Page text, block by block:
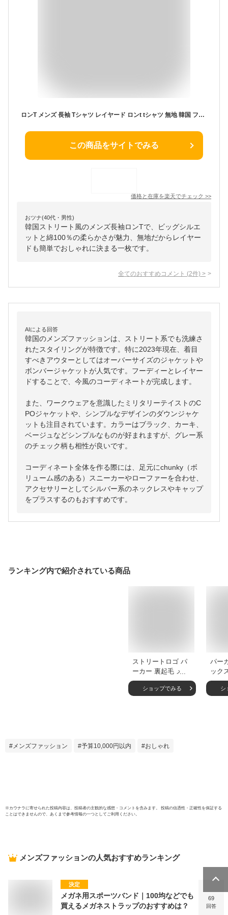
ロンT メンズ 長袖 Tシャツ レイヤード ロンt tシャツ 無地 韓国 ファッション ビッグtシャツ 綿100％ コットン ビッグシルエット おしゃれ オルチャンファッション 韓国服 ニュートラルカラー 敏感肌
この商品をサイトでみる
価格と在庫を楽天でチェック >>
おツナ(40代・男性)
韓国ストリート風のメンズ長袖ロンTで、ビッグシルエ
ットと綿100％の柔らかさが魅力、無地だからレイヤー
ドも簡単でおしゃれに決まる一枚です。
全てのおすすめコメント (2件) >
AIによる回答
韓国のメンズファッションは、ストリート系でも洗練さ
れたスタイリングが特徴です。特に2023年現在、着目
すべきアウターとしてはオーバーサイズのジャケットや
ボンバージャケットが人気です。フーディーとレイヤー
ドすることで、今風のコーディネートが完成します。
また、ワークウェアを意識したミリタリーテイストのC
POジャケットや、シンプルなデザインのダウンジャケ
ットも注目されています。カラーはブラック、カーキ、
ベージュなどシンプルなものが好まれますが、グレー系
のチェック柄も相性が良いです。
コーディネート全体を作る際には、足元にchunky（ボ
リューム感のある）スニーカーやローファーを合わせ、
アクセサリーとしてシルバー系のネックレスやキャップ
をプラスするのもおすすめです。
ランキング内で紹介されている商品
ストリートロゴ パ
ーカー 裏起毛 メン
ズ レディース バッ
クプリント ビッグ
ーバーサイズ ビッ
ショップでみる
パー
ック
トス
ード
シ
メンズファッション 予算10,000円以内 おしゃれ
※ カウナラに寄せられた投稿内容は、投稿者の主観的な感想・コメントを含みます。 投稿の信憑性・正確性を保証する
ことはできませんので、あくまで参考情報の一つとしてご利用ください。
メンズファッションの人気おすすめランキング
決定
メガネ用スポーツバンド｜100均などでも
買えるメガネストラップのおすすめは？
69
回答